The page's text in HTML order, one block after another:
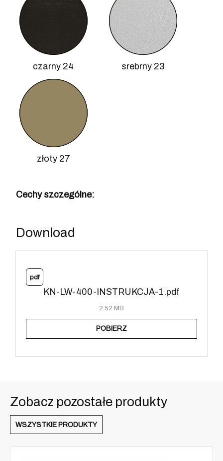
czarny 24 srebrny 23
złoty 27
Cechy szczególne:
Download
pdf
KN-LW-400-INSTRUKCJA-1.pdf
2.52 MB
POBIERZ
Zobacz pozostałe produkty
WSZYSTKIE PRODUKTY